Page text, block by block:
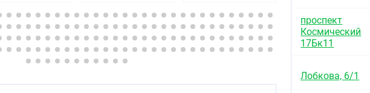
ТРИО.
прочие сведения.
проспект
Космический
17Бк11
Лобкова, 6/1